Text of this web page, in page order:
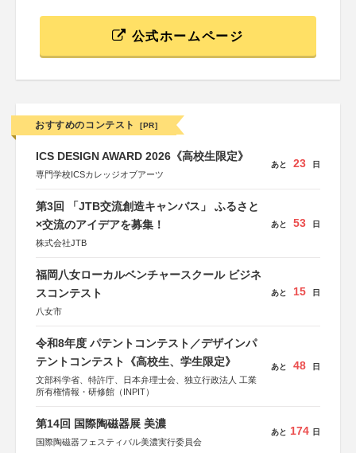
公式ホームページ
おすすめのコンテスト [PR]
ICS DESIGN AWARD 2026《高校生限定》
専門学校ICSカレッジオブアーツ
あと 23 日
第3回 「JTB交流創造キャンバス」 ふるさと
×交流のアイデアを募集！
株式会社JTB
あと 53 日
福岡八女ローカルベンチャースクール ビジネ
スコンテスト
八女市
あと 15 日
令和8年度 パテントコンテスト／デザインパ
テントコンテスト《高校生、学生限定》
文部科学省、特許庁、日本弁理士会、独立行政法人 工業
所有権情報・研修館（INPIT）
あと 48 日
第14回 国際陶磁器展 美濃
国際陶磁器フェスティバル美濃実行委員会
あと 174 日